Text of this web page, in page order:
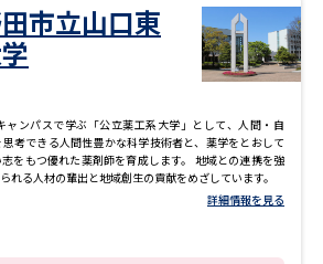
個人情報取扱規定
テレメール進学カタログ
市立山口東
ャンパスで学ぶ「公立薬工系大学」として、人間・自
考できる人間性豊かな科学技術者と、薬学をとおして
をもつ優れた薬剤師を育成します。 地域との連携を強
れる人材の輩出と地域創生の貢献をめざしています。
詳細情報を見る